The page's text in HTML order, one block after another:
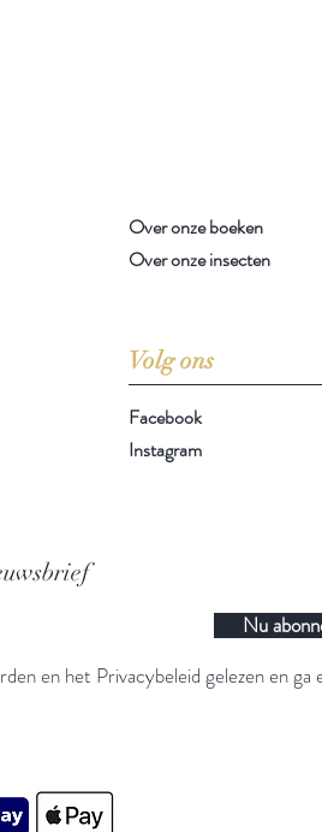
Volg ons
Facebook
Instagram
Nu
en het Privacybeleid gelezen en ga
Over onze boeken
Over onze insecten